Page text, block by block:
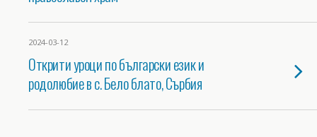
2024-03-12
Oткрити уроци по български език и
родолюбие в с. Бело блато, Сърбия